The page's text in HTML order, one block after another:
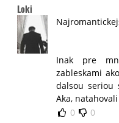
Loki
Inak pre
zableskami
dalsou seriou
Aka,
0
0